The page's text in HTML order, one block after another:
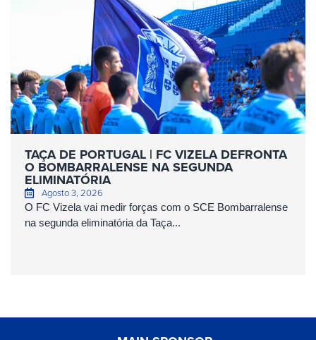
TAÇA DE PORTUGAL | FC VIZELA DEFRONTA
O BOMBARRALENSE NA SEGUNDA
ELIMINATÓRIA
Agosto 3, 2026
O FC Vizela vai medir forças com o SCE Bombarralense
na segunda eliminatória da Taça...